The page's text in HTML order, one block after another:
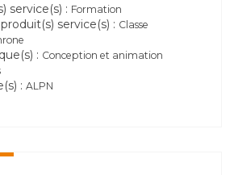
service(s) : Formation
service(s) : Classe
: Conception et animation
: ALPN